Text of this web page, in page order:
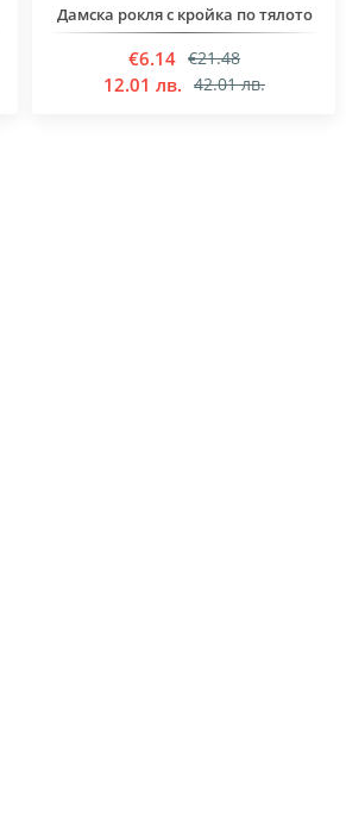
Дамска рокля с кройка по тялото
€6.14 €21.48
12.01 лв. 42.01 лв.